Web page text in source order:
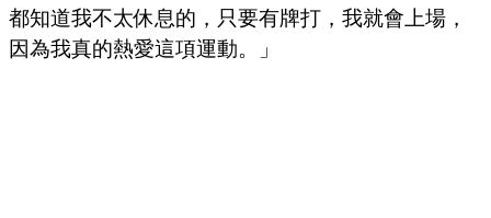
都知道我不太休息的，只要有牌打，我就會上場，
因為我真的熱愛這項運動。」